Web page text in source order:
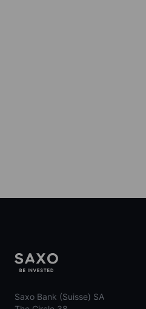
Saxo Bank (Suisse) SA